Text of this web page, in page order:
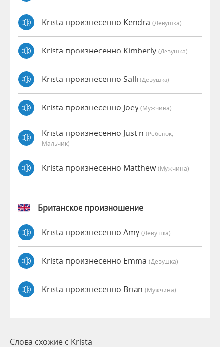
Krista произнесенно Kendra (девушка)
Krista произнесенно Kimberly (девушка)
Krista произнесенно Salli (девушка)
Krista произнесенно Joey (мужчина)
Krista произнесенно Justin (Ребёнок,
Мальчик)
Krista произнесенно Matthew(мужчина)
Британское произношение
Krista произнесенно Amy (девушка)
Krista произнесенно Emma (девушка)
Krista произнесенно Brian (мужчина)
Слова схожие с Krista